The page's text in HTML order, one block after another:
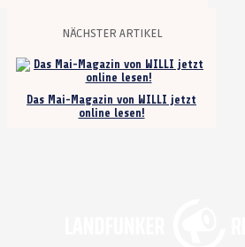
NÄCHSTER ARTIKEL
Das Mai-Magazin von WILLI jetzt
online lesen!